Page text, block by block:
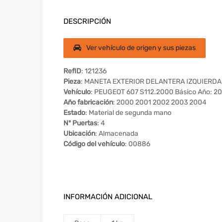
DESCRIPCIÓN
Ver vehículo de origen y sus piezas
RefID: 121236
Pieza: MANETA EXTERIOR DELANTERA IZQUIERDA
Vehículo: PEUGEOT 607 S112.2000 Básico Año:
Año fabricación: 2000 2001 2002 2003 2004
Estado: Material de segunda mano
Nº Puertas: 4
Ubicación: Almacenada
Código del vehículo: 00886
INFORMACIÓN ADICIONAL